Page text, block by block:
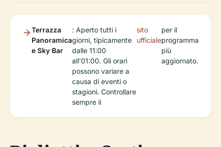
Terrazza
Panoramica
e Sky Bar
: Aperto tutti i
giorni, tipicamente
dalle 11:00
all'01:00. Gli orari
possono variare a
causa di eventi o
stagioni. Controllare
sempre il
sito
ufficiale
per il
programma
più
aggiornato.